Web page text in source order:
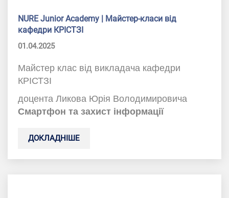
NURE Junior Academy | Майстер-класи від
кафедри КРІСТЗІ
01.04.2025
Майстер клас від викладача кафедри
КРІСТЗІ
доцента Ликова Юрія Володимировича
Смартфон та захист інформації
ДОКЛАДНІШЕ